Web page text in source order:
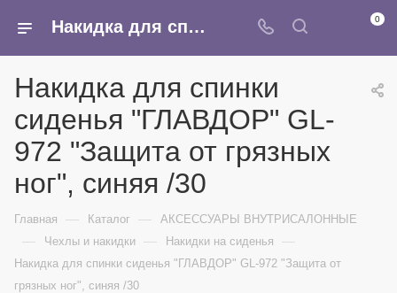
Накидка для спинки сиденья "ГЛАВДОР" GL-972 "Защита от грязных ног", синяя /30 - купить в интернет-магазине Армина 0
Накидка для спинки
сиденья "ГЛАВДОР" GL-
972 "Защита от грязных
ног", синяя /30
Главная — Каталог — АКСЕССУАРЫ ВНУТРИСАЛОННЫЕ
— Чехлы и накидки — Накидки на сиденья —
Накидка для спинки сиденья "ГЛАВДОР" GL-972 "Защита от
грязных ног", синяя /30